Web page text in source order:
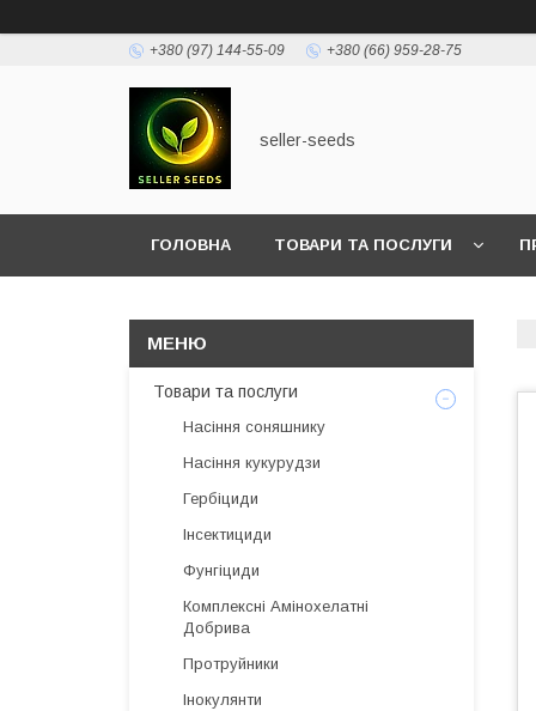
+380 (97) 144-55-09 +380 (66) 959-28-75
seller-seeds
ГОЛОВНА ТОВАРИ ТА ПОСЛУГИ
Товари та послуги
Насіння соняшнику
Насіння кукурудзи
Гербіциди
Інсектициди
Фунгіциди
Комплексні Амінохелатні
Добрива
Протруйники
Інокулянти